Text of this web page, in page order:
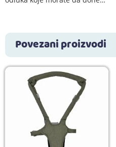
Povezani proizvodi